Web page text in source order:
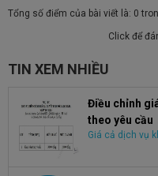
Tổng số điểm của bài viết là: 0
Click để
TIN XEM NHIỀU
Điều chỉnh
theo yêu cầu
Giá cả dịch vụ